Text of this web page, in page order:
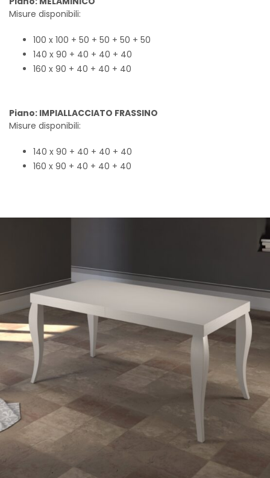
Misure disponibili:
100 x 100 + 50 + 50 + 50 + 50
140 x 90 + 40 + 40 + 40
160 x 90 + 40 + 40 + 40
Piano: IMPIALLACCIATO FRASSINO
Misure disponibili:
140 x 90 + 40 + 40 + 40
160 x 90 + 40 + 40 + 40